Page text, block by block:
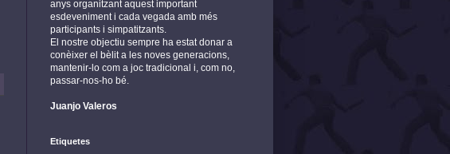
anys organitzant aquest important
esdeveniment i cada vegada amb més
participants i simpatitzants.
El nostre objectiu sempre ha estat donar a
conèixer el bèlit a les noves generacions,
mantenir-lo com a joc tradicional i, com no,
passar-nos-ho bé.
Juanjo Valeros
Etiquetes